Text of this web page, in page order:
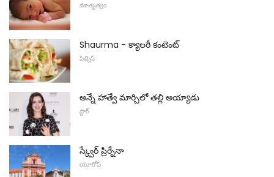
మాతృత్వం
Shaurma - క్యాలరీ కంటెంట్
ఫిట్నెస్
అన్నే హాత్వే మార్చిలో తల్లి అయ్యాడు
స్టార్
స్క్వేర్ ప్రిర్నేనా
యూరోప్